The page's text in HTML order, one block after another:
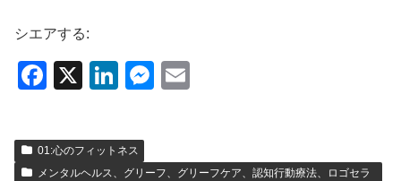
シエアする:
F
c
e
X
Li
k
e
M
e
01:心のフィットネス
メンタルヘルス、グリーフ、グリーフケア、認知行動療法、ロゴセラ